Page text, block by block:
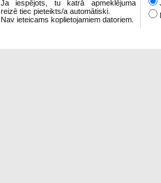
Ja iespējots, tu katrā apmeklējuma
reizē tiec pieteikts/a automātiski.
Nav ieteicams koplietojamiem datoriem.